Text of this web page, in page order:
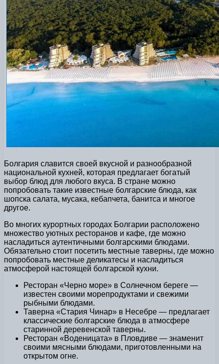
Болгария славится своей вкусной и разнообразной
национальной кухней, которая предлагает богатый
выбор блюд для любого вкуса. В стране можно
попробовать такие известные болгарские блюда, как
шопска салата, мусака, кебапчета, банитса и многое
другое.
Во многих курортных городах Болгарии расположено
множество уютных ресторанов и кафе, где можно
насладиться аутентичными болгарскими блюдами.
Обязательно стоит посетить местные таверны, где можно
попробовать местные деликатесы и насладиться
атмосферой настоящей болгарской кухни.
Ресторан «Черно море» в Солнечном береге —
известен своими морепродуктами и свежими
рыбными блюдами.
Таверна «Стария Чинар» в Несебре — предлагает
классические болгарские блюда в атмосфере
старинной деревенской таверны.
Ресторан «Воденицата» в Пловдиве — знаменит
своими мясными блюдами, приготовленными на
открытом огне.